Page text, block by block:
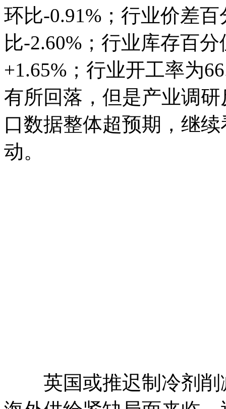
环比-0.91%；行业价差
比-2.60%；行业库存百
+1.65%；行业开工率为
有所回落，但是产业调
口数据整体超预期，继
动。
英国或推迟制冷剂削